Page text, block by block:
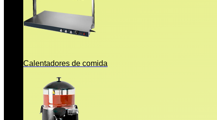
Calentadores de comida